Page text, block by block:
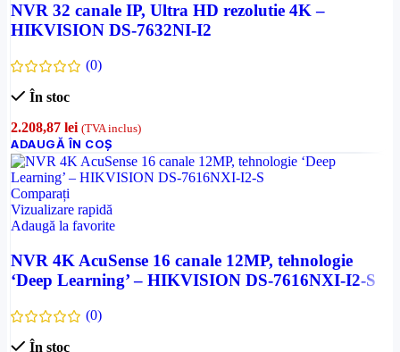
NVR 32 canale IP, Ultra HD rezolutie 4K –
HIKVISION DS-7632NI-I2
(0)
În stoc
2.208,87 lei (TVA inclus)
ADAUGĂ ÎN COȘ
Comparați
Vizualizare rapidă
Adaugă la favorite
NVR 4K AcuSense 16 canale 12MP, tehnologie
‘Deep Learning’ – HIKVISION DS-7616NXI-I2-S
(0)
În stoc